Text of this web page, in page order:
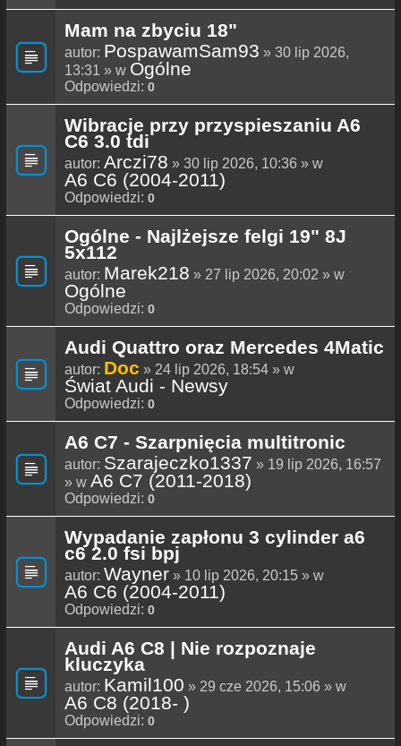
Mam na zbyciu 18"
autor: PospawamSam93 » 30 lip 2026,
13:31 » w Ogólne
Odpowiedzi: 0
Wibracje przy przyspieszaniu A6
C6 3.0 tdi
autor: Arczi78 » 30 lip 2026, 10:36 » w
A6 C6 (2004-2011)
Odpowiedzi: 0
Ogólne - Najlżejsze felgi 19" 8J
5x112
autor: Marek218 » 27 lip 2026, 20:02 » w
Ogólne
Odpowiedzi: 0
Audi Quattro oraz Mercedes 4Matic
autor: Doc » 24 lip 2026, 18:54 » w
Świat Audi - Newsy
Odpowiedzi: 0
A6 C7 - Szarpnięcia multitronic
autor: Szarajeczko1337 » 19 lip 2026, 16:57
» w A6 C7 (2011-2018)
Odpowiedzi: 0
Wypadanie zapłonu 3 cylinder a6
c6 2.0 fsi bpj
autor: Wayner » 10 lip 2026, 20:15 » w
A6 C6 (2004-2011)
Odpowiedzi: 0
Audi A6 C8 | Nie rozpoznaje
kluczyka
autor: Kamil100 » 29 cze 2026, 15:06 » w
A6 C8 (2018- )
Odpowiedzi: 0